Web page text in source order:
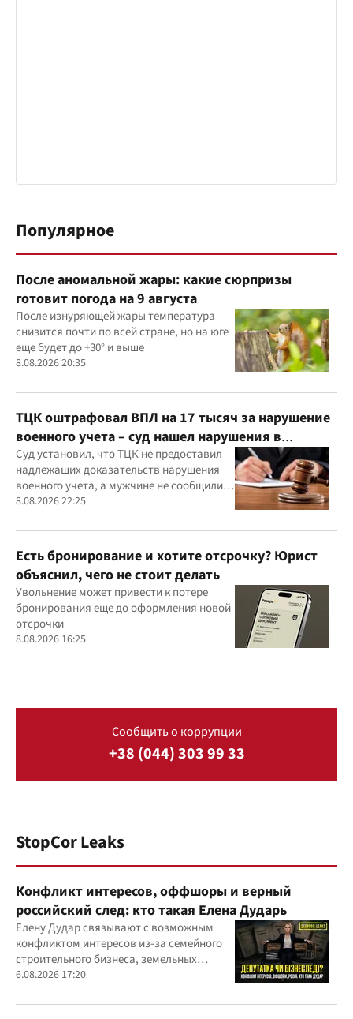
Популярное
После аномальной жары: какие сюрпризы
готовит погода на 9 августа
После изнуряющей жары температура
снизится почти по всей стране, но на юге
еще будет до +30° и выше
8.08.2026 20:35
ТЦК оштрафовал ВПЛ на 17 тысяч за нарушение
военного учета – суд нашел нарушения в
действиях ТЦК
Суд установил, что ТЦК не предоставил
надлежащих доказательств нарушения
военного учета, а мужчине не сообщили
должным образом о дате и месте
8.08.2026 22:25
Есть бронирование и хотите отсрочку? Юрист
объяснил, чего не стоит делать
Увольнение может привести к потере
бронирования еще до оформления новой
отсрочки
8.08.2026 16:25
Сообщить о коррупции
+38 (044) 303 99 33
StopCor Leaks
Конфликт интересов, оффшоры и верный
российский след: кто такая Елена Дударь
Елену Дудар связывают с возможным
конфликтом интересов из-за семейного
строительного бизнеса, земельных
скандалов, судебных дел
6.08.2026 17:20